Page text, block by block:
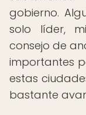
gobierno.
solo líder,
consejo de
importantes
estas
bastante